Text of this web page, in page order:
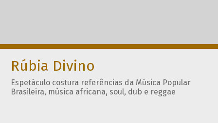
Rúbia Divino
Espetáculo costura referências da Música Popular
Brasileira, música africana, soul, dub e reggae